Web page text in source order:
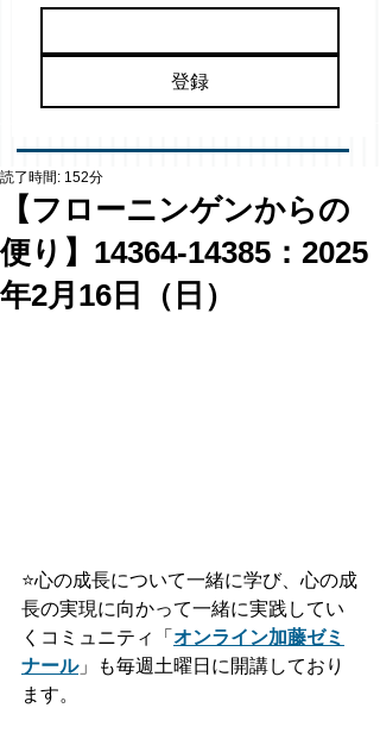
登録
【フローニンゲンからの
便り】14364-14385：2025
年2月16日（日）
読了時間: 152分
⭐️心の成長について一緒に学び、心の成
長の実現に向かって一緒に実践してい
くコミュニティ「 オンライン加藤ゼミ
ナール」も毎週土曜日に開講しており
ます。